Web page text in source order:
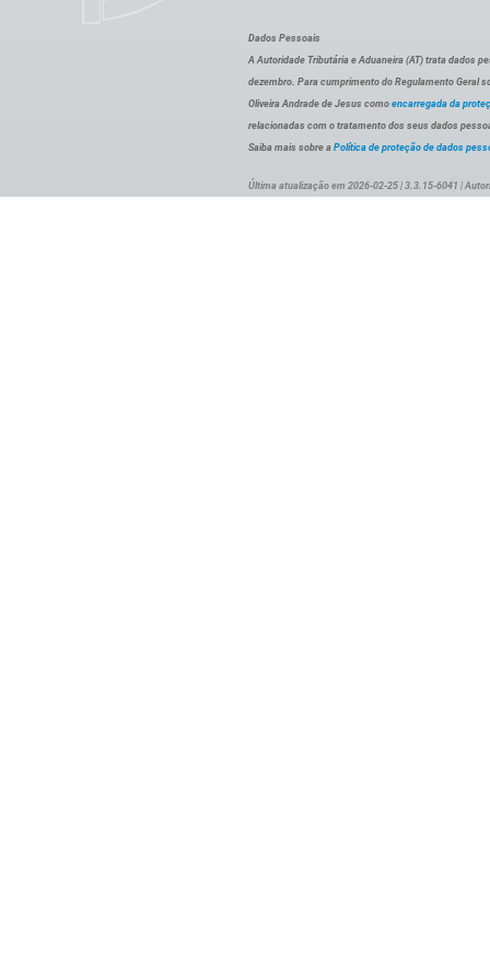
Dados Pessoais
A Autoridade Tributária e Aduaneira (AT) trata dados
dezembro. Para cumprimento do Regulamento Geral
Oliveira Andrade de Jesus como encarregada da
relacionadas com o tratamento dos seus dados
Saiba mais sobre a Política de proteção de dados
Última atualização em 2026-02-25 | 3.3.15-6041 |